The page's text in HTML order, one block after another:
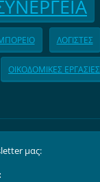
ΛΟΓΙΣΤΕΣ
ΟΙΚΟΔΟΜΙΚΕΣ ΕΡΓΑΣΙΕΣ
μας: